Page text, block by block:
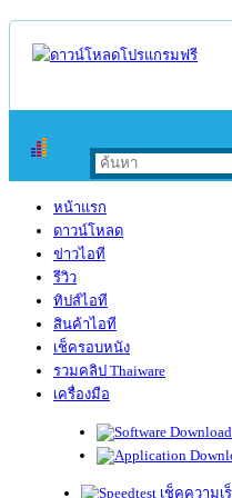
หน้าแรก
ดาวน์โหลด
ข่าวไอที
รีวิว
ทิปส์ไอที
สินค้าไอที
เช็ครอบหนัง
รวมคลิป Thaiware
เครื่องมือ
เช็คความเ